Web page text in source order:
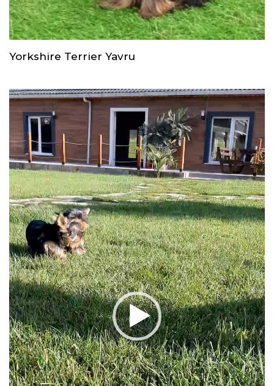
Yorkshire Terrier Yavru
Video
oynatıcı